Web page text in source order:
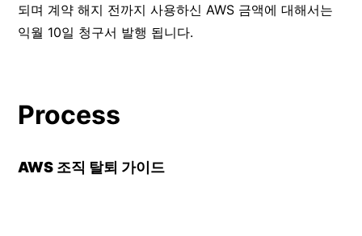
되며 계약 해지 전까지 사용하신 AWS 금액에 대해서는
익월 10일 청구서 발행 됩니다.
Process
AWS 조직 탈퇴 가이드